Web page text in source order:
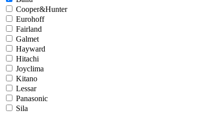
Cooper&Hunter
Eurohoff
Fairland
Galmet
Hayward
Hitachi
Joyclima
Kitano
Lessar
Panasonic
Sila